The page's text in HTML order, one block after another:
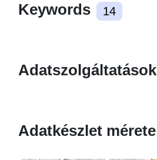
Keywords 14
Adatszolgáltatások
Adatkészlet mérete